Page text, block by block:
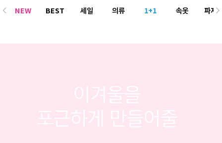
NEW BEST 세일 의류 1+1 속옷
파자